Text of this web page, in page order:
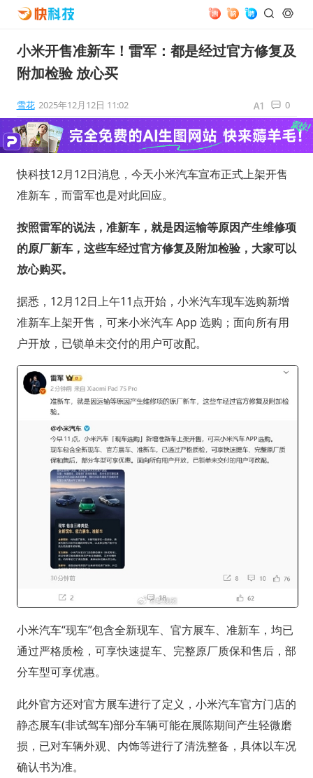
小米开售准新车！雷军：都是经过官方修复及
附加检验 放心买
雪花 2025年12月12日 11:02 0
快科技12月12日消息，今天小米汽车宣布正式上架开售
准新车，而雷军也是对此回应。
按照雷军的说法，准新车，就是因运输等原因产生维修项
的原厂新车，这些车经过官方修复及附加检验，大家可以
放心购买。
据悉，12月12日上午11点开始，小米汽车现车选购新增
准新车上架开售，可来小米汽车 App 选购；面向所有用
户开放，已锁单未交付的用户可改配。
小米汽车“现车”包含全新现车、官方展车、准新车，均已
通过严格质检，可享快速提车、完整原厂质保和售后，部
分车型可享优惠。
此外官方还对官方展车进行了定义，小米汽车官方门店的
静态展车(非试驾车)部分车辆可能在展陈期间产生轻微磨
损，已对车辆外观、内饰等进行了清洗整备，具体以车况
确认书为准。